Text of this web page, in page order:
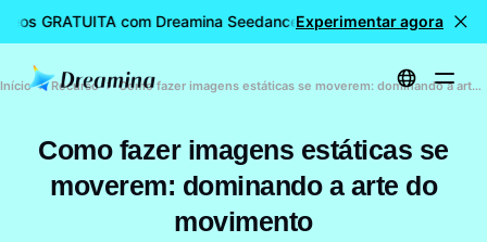
GRATUITA com Dreamina Seedance 2.0 Criação de
Experimentar agora
Início Recurso Como fazer imagens estáticas se moverem: dominando a arte do movimento
Como fazer imagens estáticas se
moverem: dominando a arte do
movimento